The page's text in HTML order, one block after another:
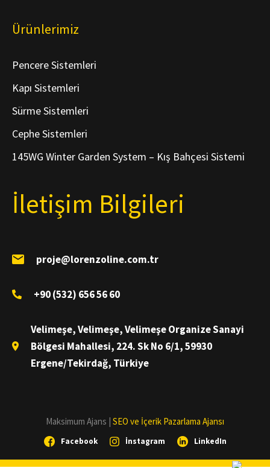
Ürünlerimiz
Pencere Sistemleri
Kapı Sistemleri
Sürme Sistemleri
Cephe Sistemleri
145WG Winter Garden System – Kış Bahçesi Sistemi
İletişim Bilgileri
proje@lorenzoline.com.tr
+90 (532) 656 56 60
Velimeşe, Velimeşe, Velimeşe Organize Sanayi
Bölgesi Mahallesi, 224. Sk No 6/1, 59930
Ergene/Tekirdağ, Türkiye
Maksimum Ajans | SEO ve İçerik Pazarlama Ajansı
Facebook İnstagram LinkedIn